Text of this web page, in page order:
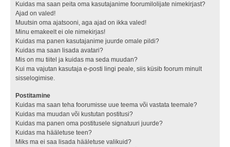
Kuidas ma saan peita oma kasutajanime foorumilolijate nimekirjast?
Ajad on valed!
Muutsin oma ajatsooni, aga ajad on ikka valed!
Minu emakeelt ei ole nimekirjas!
Kuidas ma panen kasutajanime juurde omale pildi?
Kuidas ma saan lisada avatari?
Mis on mu tiitel ja kuidas ma seda muudan?
Kui ma vajutan kasutaja e-posti lingi peale, siis küsib foorum minult
sisselogimise.
Postitamine
Kuidas ma saan teha foorumisse uue teema või vastata teemale?
Kuidas ma muudan või kustutan postitusi?
Kuidas ma panen oma postitusele signatuuri juurde?
Kuidas ma hääletuse teen?
Miks ma ei saa lisada hääletuse valikuid?